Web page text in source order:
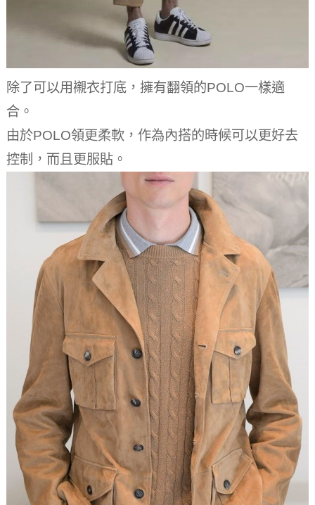
除了可以用襯衣打底，擁有翻領的POLO一樣適
合。
由於POLO領更柔軟，作為內搭的時候可以更好去
控制，而且更服貼。